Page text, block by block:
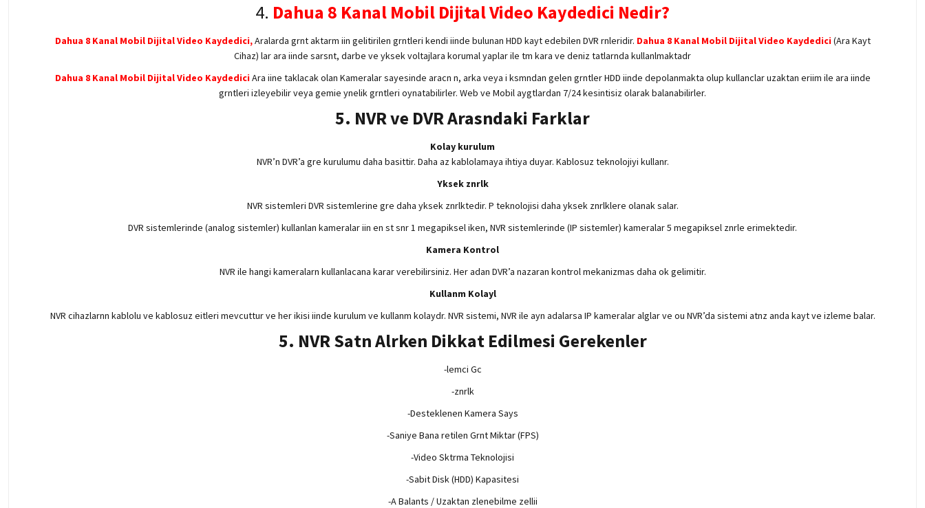
4. Dahua 8 Kanal Mobil Dijital Video Kaydedici Nedir?
Dahua 8 Kanal Mobil Dijital Video Kaydedici,Aralarda grnt aktarm iin gelitirilen grntleri kendi iinde bulunan HDD kayt edebilen DVR rnleridir. Dahua 8 Kanal Mobil Dijital Video Kaydedici(Ara Kayt
Cihaz) lar ara iinde sarsnt, darbe ve yksek voltajlara korumal yaplar ile tm kara ve deniz tatlarnda kullanlmaktadr
Dahua 8 Kanal Mobil Dijital Video KaydediciAra iine taklacak olan Kameralar sayesinde aracn n, arka veya i ksmndan gelen grntler HDD iinde depolanmakta olup kullanclar uzaktan eriim ile ara iinde
grntleri izleyebilir veya gemie ynelik grntleri oynatabilirler. Web ve Mobil aygtlardan 7/24 kesintisiz olarak balanabilirler.
5. NVR ve DVR Arasndaki Farklar
Kolay kurulum
NVR’n DVR’a gre kurulumu daha basittir. Daha az kablolamaya ihtiya duyar. Kablosuz teknolojiyi kullanr.
Yksek znrlk
NVR sistemleri DVR sistemlerine gre daha yksek znrlktedir. P teknolojisi daha yksek znrlklere olanak salar.
DVR sistemlerinde (analog sistemler) kullanlan kameralar iin en st snr 1 megapiksel iken, NVR sistemlerinde (IP sistemler) kameralar 5 megapiksel znrle erimektedir.
Kamera Kontrol
NVR ile hangi kameralarn kullanlacana karar verebilirsiniz. Her adan DVR’a nazaran kontrol mekanizmas daha ok gelimitir.
Kullanm Kolayl
NVR cihazlarnn kablolu ve kablosuz eitleri mevcuttur ve her ikisi iinde kurulum ve kullanm kolaydr. NVR sistemi, NVR ile ayn adalarsa IP kameralar alglar ve ou NVR’da sistemi atnz anda kayt ve izleme balar.
5. NVR Satn Alrken Dikkat Edilmesi Gerekenler
-lemci Gc
-znrlk
-Desteklenen Kamera Says
-Saniye Bana retilen Grnt Miktar (FPS)
-Video Sktrma Teknolojisi
-Sabit Disk (HDD) Kapasitesi
-A Balants / Uzaktan zlenebilme zellii